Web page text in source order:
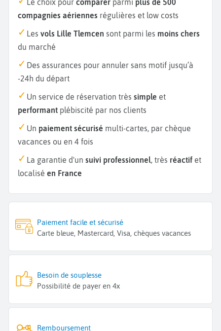
Le choix pour comparer parmi plus de 500
compagnies aériennes régulières et low costs
Les vols Lille Tlemcen sont parmi les moins chers
du marché
Des assurances pour annuler sans motif jusqu’à
-24h du départ
Un service de réservation très simple et
performant plébiscité par nos clients
Un paiement sécurisé multi-cartes, par chèque
vacances ou en 4 fois
La garantie d'un suivi professionnel, très réactif et
localisé en France
Paiement facile et sécurisé
Carte bleue, Mastercard, Visa, chèques vacances
Besoin de souplesse
Possibilité de payer en 4x
Remboursement